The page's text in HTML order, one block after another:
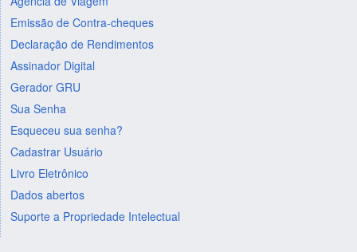
Emissão de Contra-cheques
Declaração de Rendimentos
Assinador Digital
Gerador GRU
Sua Senha
Esqueceu sua senha?
Cadastrar Usuário
Livro Eletrônico
Dados abertos
Suporte a Propriedade Intelectual